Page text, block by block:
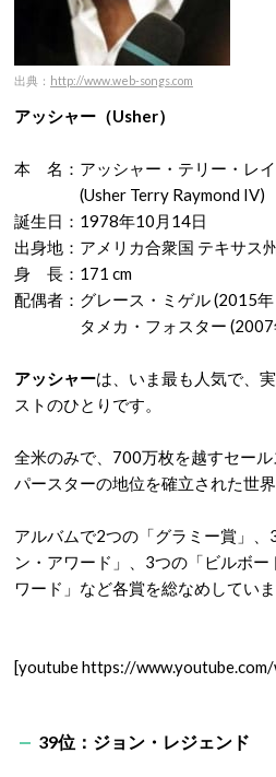
出典： http://www.web-songs.com
アッシャー（Usher）
本 名：アッシャー・テリー・レ
(Usher Terry Raymond IV)
誕生日：1978年10月14日
出身地：アメリカ合衆国 テキサス
身 長：171 cm
配偶者：グレース・ミゲル
タメカ・フォスター (2007
アッシャーは、いま最も人気で、
ストのひとりです。
全米のみで、700万枚を越すセー
パースターの地位を確立された世
アルバムで2つの「グラミー賞」、
ン・アワード」、3つの「ビルボ
ワード」など各賞を総なめしていま
[youtube https://
39位：ジョン・レジェンド